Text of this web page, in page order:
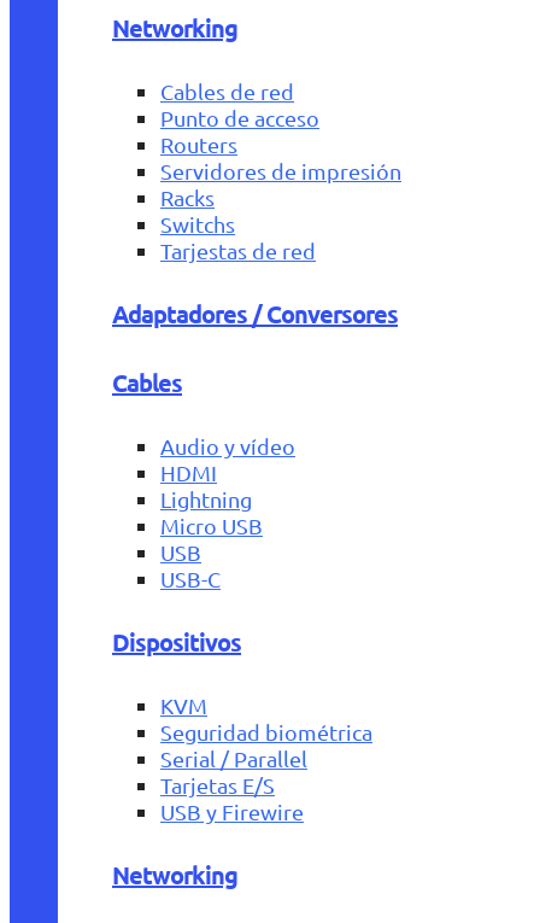
Networking
Cables de red
Punto de acceso
Routers
Servidores de impresión
Racks
Switchs
Tarjestas de red
Adaptadores / Conversores
Cables
Audio y vídeo
HDMI
Lightning
Micro USB
USB
USB-C
Dispositivos
KVM
Seguridad biométrica
Serial / Parallel
Tarjetas E/S
USB y Firewire
Networking